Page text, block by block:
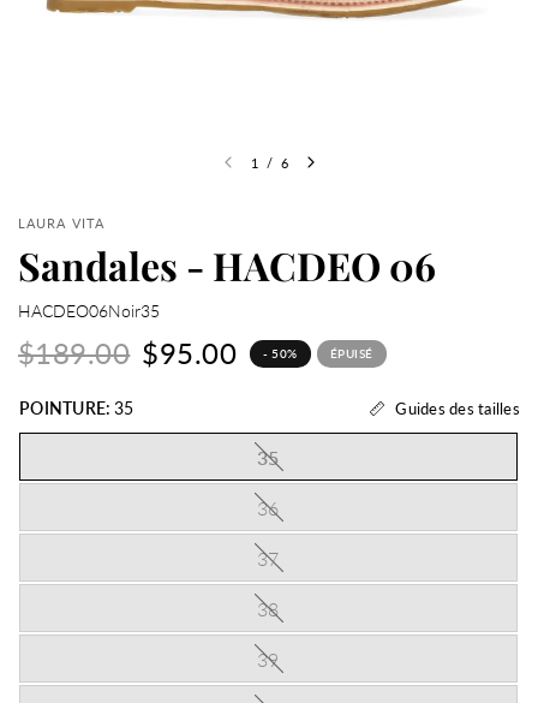
1 / 6
LAURA VITA
Sandales - HACDEO 06
HACDEO06Noir35
$189.00 $95.00 - 50% ÉPUISÉ
POINTURE: 35 Guides des tailles
35
36
37
38
39